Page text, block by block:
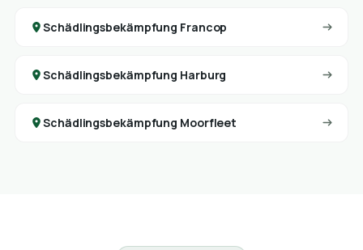
Schädlingsbekämpfung Francop
Schädlingsbekämpfung Harburg
Schädlingsbekämpfung Moorfleet